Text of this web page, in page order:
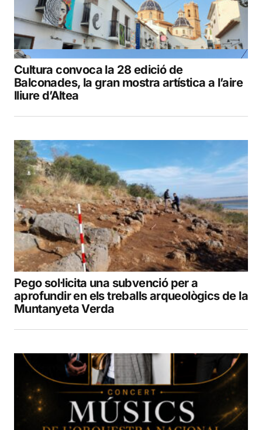
Cultura convoca la 28 edició de
Balconades, la gran mostra artística a l’aire
lliure d’Altea
Pego sol·licita una subvenció per a
aprofundir en els treballs arqueològics de la
Muntanyeta Verda